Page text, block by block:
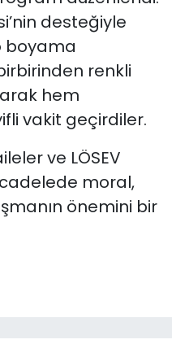
desteğiyle
boyama
renkli
hem
vakit geçirdiler.
ve LÖSEV
moral,
önemini bir